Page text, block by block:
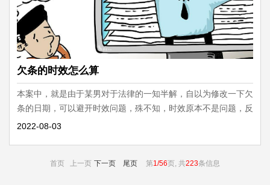
欠条的时效怎么算
本案中，就是由于某男对于法律的一知半解，自以为修改一下欠
条的日期，可以避开时效问题，殊不知，时效原本不是问题，反
而弄巧成拙，给自己挖了个坑，白白损失5000块。
2022-08-03
首页 上一页 下一页 尾页 第1/56页, 共223条信息